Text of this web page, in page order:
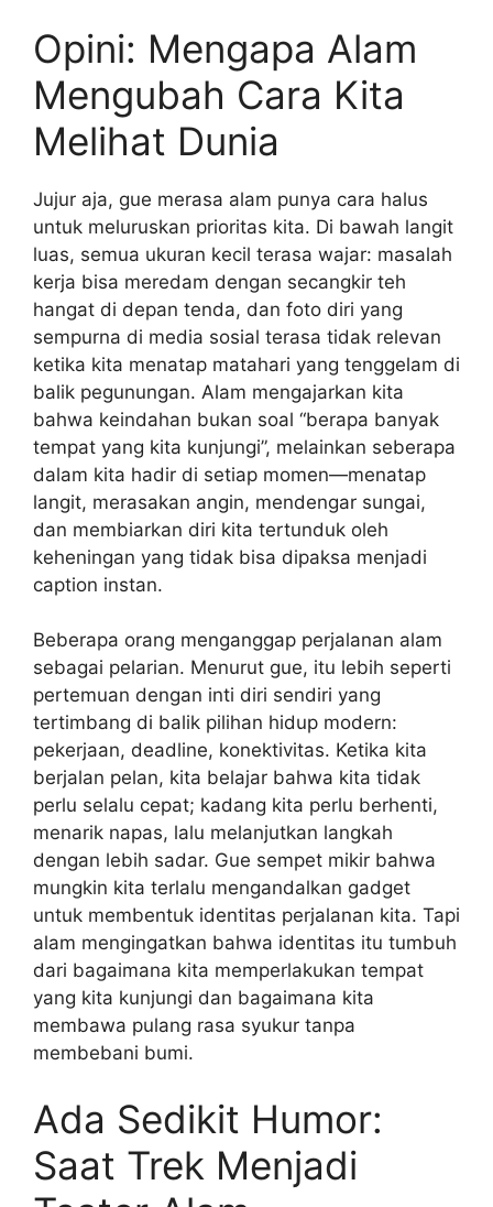
Opini: Mengapa Alam
Mengubah Cara Kita
Melihat Dunia
Jujur aja, gue merasa alam punya cara halus
untuk meluruskan prioritas kita. Di bawah langit
luas, semua ukuran kecil terasa wajar: masalah
kerja bisa meredam dengan secangkir teh
hangat di depan tenda, dan foto diri yang
sempurna di media sosial terasa tidak relevan
ketika kita menatap matahari yang tenggelam di
balik pegunungan. Alam mengajarkan kita
bahwa keindahan bukan soal “berapa banyak
tempat yang kita kunjungi”, melainkan seberapa
dalam kita hadir di setiap momen—menatap
langit, merasakan angin, mendengar sungai,
dan membiarkan diri kita tertunduk oleh
keheningan yang tidak bisa dipaksa menjadi
caption instan.
Beberapa orang menganggap perjalanan alam
sebagai pelarian. Menurut gue, itu lebih seperti
pertemuan dengan inti diri sendiri yang
tertimbang di balik pilihan hidup modern:
pekerjaan, deadline, konektivitas. Ketika kita
berjalan pelan, kita belajar bahwa kita tidak
perlu selalu cepat; kadang kita perlu berhenti,
menarik napas, lalu melanjutkan langkah
dengan lebih sadar. Gue sempet mikir bahwa
mungkin kita terlalu mengandalkan gadget
untuk membentuk identitas perjalanan kita. Tapi
alam mengingatkan bahwa identitas itu tumbuh
dari bagaimana kita memperlakukan tempat
yang kita kunjungi dan bagaimana kita
membawa pulang rasa syukur tanpa
membebani bumi.
Ada Sedikit Humor:
Saat Trek Menjadi